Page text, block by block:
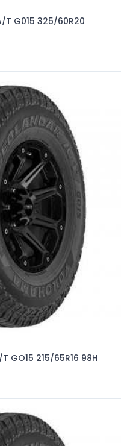
T G015 325/60R20
GO15 215/65R16 98H